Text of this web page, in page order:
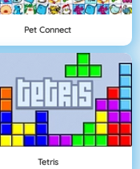
Pet Connect
Tetris